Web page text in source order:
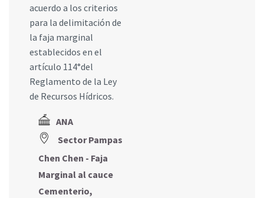
acuerdo a los criterios
para la delimitación de
la faja marginal
establecidos en el
artículo 114°del
Reglamento de la Ley
de Recursos Hídricos.
ANA
Sector Pampas
Chen Chen - Faja
Marginal al cauce
Cementerio,